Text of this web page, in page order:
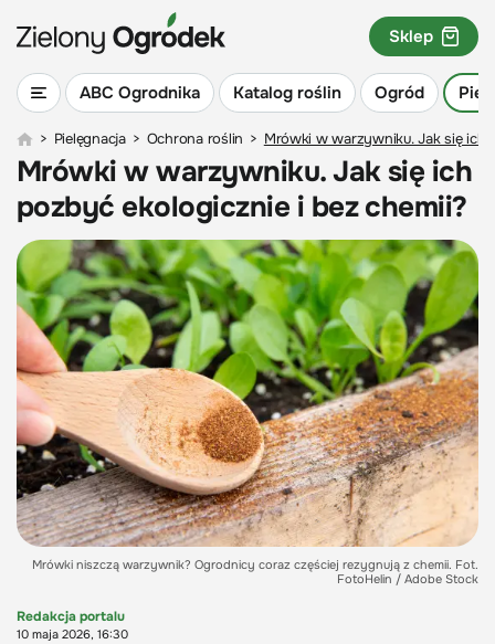
ABC Ogrodnika Katalog roślin Ogród
Sklep
> Pielęgnacja > Ochrona roślin > Mrówki w warzywniku. Jak się ich
Mrówki w warzywniku. Jak się ich
pozbyć ekologicznie i bez chemii?
Mrówki niszczą warzywnik? Ogrodnicy coraz częściej rezygnują z chemii. Fot.
FotoHelin / Adobe Stock
Redakcja portalu
10 maja 2026, 16:30